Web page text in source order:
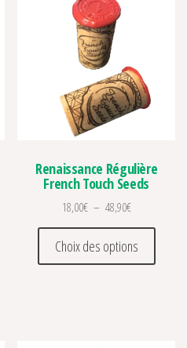
: 20,00€ à 40,00€
a plusieurs variations. Les
Renaissance Régulière
French Touch Seeds
18,00€ – 48,90€Plage de prix
Choix des options
Ce